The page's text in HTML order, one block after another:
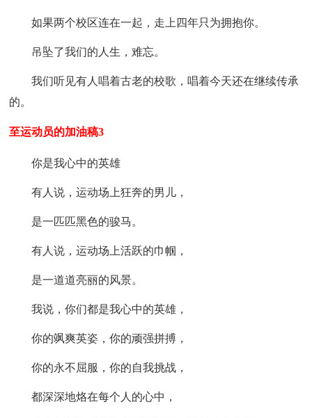
如果两个校区连在一起，走上四年只为拥抱你。
吊坠了我们的人生，难忘。
我们听见有人唱着古老的校歌，唱着今天还在继续传承
的。
至运动员的加油稿3
你是我心中的英雄
有人说，运动场上狂奔的男儿，
是一匹匹黑色的骏马。
有人说，运动场上活跃的巾帼，
是一道道亮丽的风景。
我说，你们都是我心中的英雄，
你的飒爽英姿，你的顽强拼搏，
你的永不屈服，你的自我挑战，
都深深地烙在每个人的心中，